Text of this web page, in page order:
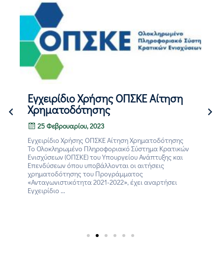
Εγχειρίδιο Χρήσης ΟΠΣΚΕ Αίτηση
Χρηματοδότησης
25 Φεβρουαρίου, 2023
Εγχειρίδιο Χρήσης ΟΠΣΚΕ Αίτηση Χρηματοδότησης
To Ολοκληρωμένο Πληροφοριακό Σύστημα Κρατικών
Ενισχύσεων (ΟΠΣΚΕ) του Υπουργείου Ανάπτυξης και
Επενδύσεων όπου υποβάλλονται οι αιτήσεις
χρηματοδότησης του Προγράμματος
«Ανταγωνιστικότητα 2021-2022», έχει αναρτήσει
Εγχειρίδιο ...